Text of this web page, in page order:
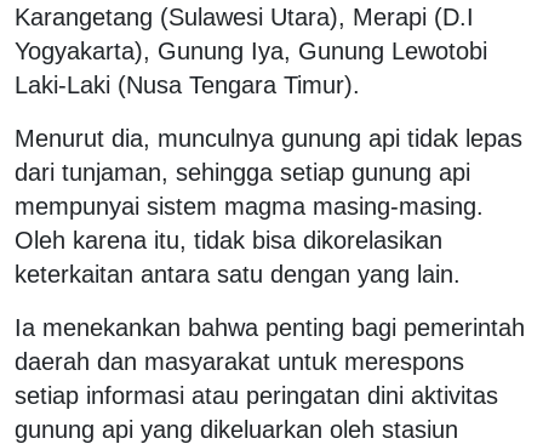
Karangetang (Sulawesi Utara), Merapi (D.I
Yogyakarta), Gunung Iya, Gunung Lewotobi
Laki-Laki (Nusa Tengara Timur).
Menurut dia, munculnya gunung api tidak lepas
dari tunjaman, sehingga setiap gunung api
mempunyai sistem magma masing-masing.
Oleh karena itu, tidak bisa dikorelasikan
keterkaitan antara satu dengan yang lain.
Ia menekankan bahwa penting bagi pemerintah
daerah dan masyarakat untuk merespons
setiap informasi atau peringatan dini aktivitas
gunung api yang dikeluarkan oleh stasiun